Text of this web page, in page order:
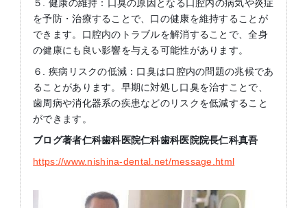
５. 健康の維持：口臭の原因となる口腔内の病気や炎症
を予防・治療することで、口の健康を維持することが
できます。口腔内のトラブルを解消することで、全身
の健康にも良い影響を与える可能性があります。
６. 疾病リスクの低減：口臭は口腔内の問題の兆候であ
ることがあります。早期に対処し口臭を治すことで、
歯周病や消化器系の疾患などのリスクを低減すること
ができます。
ブログ著者仁科歯科医院仁科歯科医院院長仁科真吾
https://www.nishina-dental.net/message.html